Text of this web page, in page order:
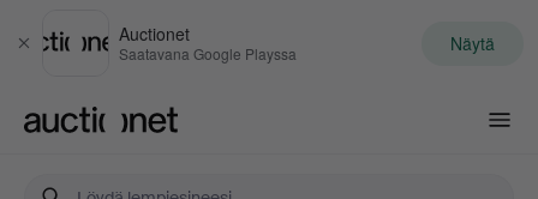
Sulje
Auctionet
Saatavana Google Playssa Näytä